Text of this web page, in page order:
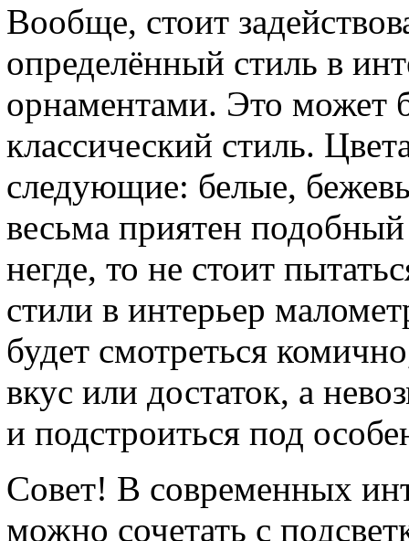
Вообще, стоит
определённый стиль в
орнаментами. Это может
классический стиль.
следующие: белые,
весьма приятен
негде, то не стоит
стили в интерьер
будет смотреться
вкус или достаток, а
и подстроиться под
Совет! В современных
можно сочетать с